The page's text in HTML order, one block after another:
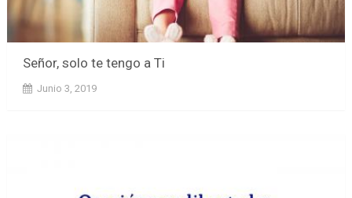
Señor, solo te tengo a Ti
Junio 3, 2019